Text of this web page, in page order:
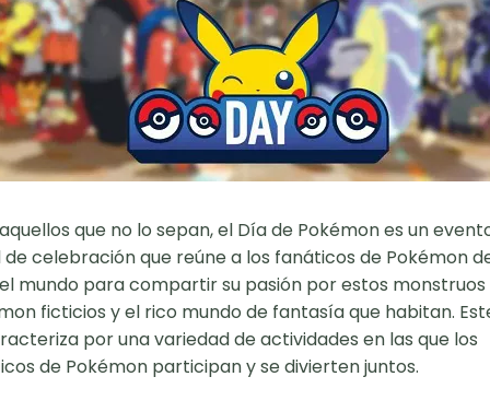
que no lo sepan, el Día de Pokémon es un
de celebración que reúne a los fanáticos de Pokémon
mundo para compartir su pasión por estos monstruos
ficticios y el rico mundo de fantasía que habitan.
por una variedad de actividades en las que los
de Pokémon participan y se divierten juntos.